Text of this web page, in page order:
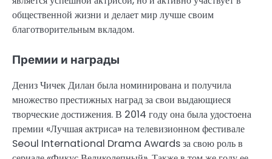
общественной жизни и делает мир лучше своим
благотворительным вкладом.
Премии и награды
Дениз Чичек Дилан была номинирована и получила
множество престижных наград за свои выдающиеся
творческие достижения. В 2014 году она была удостоена
премии «Лучшая актриса» на телевизионном фестивале
Seoul International Drama Awards за свою роль в